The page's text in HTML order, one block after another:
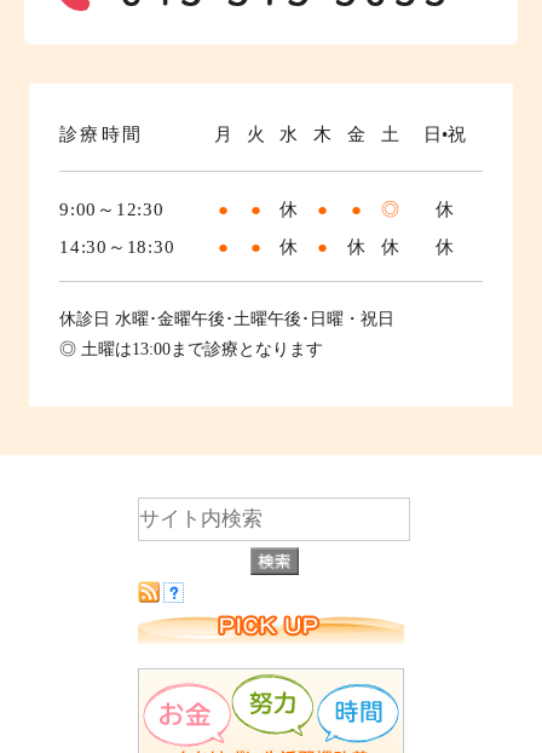
診療時間 月 火 水 木 金 土 日•祝
9:00～12:30 ● ● 休 ● ● ◎
休
14:30～18:30
● ● 休 ● 休 休 休
休診日 水曜･金曜午後･土曜午後･日曜・祝日
◎ 土曜は13:00まで診療となります